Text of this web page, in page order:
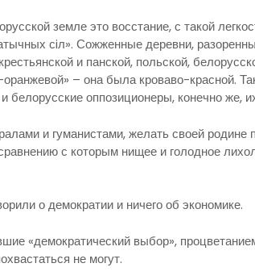
земле это восстание, с такой
сiл». Сожженные деревни,
и панской, польской,
– она была кроваво-красной.
белорусские оппозиционеры, конечно же,
и гуманистами, желать своей родине
с которым нищее и голодное
о демократии и ничего об экономике.
«демократический выбор»,
не могут.